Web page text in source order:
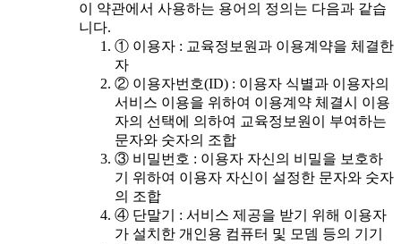
이 약관에서 사용하는 용어의 정의는 다음과 같습
니다.
① 이용자 : 교육정보원과 이용계약을 체결한
자
② 이용자번호(ID) : 이용자 식별과 이용자의
서비스 이용을 위하여 이용계약 체결시 이용
자의 선택에 의하여 교육정보원이 부여하는
문자와 숫자의 조합
③ 비밀번호 : 이용자 자신의 비밀을 보호하
기 위하여 이용자 자신이 설정한 문자와 숫자
의 조합
④ 단말기 : 서비스 제공을 받기 위해 이용자
가 설치한 개인용 컴퓨터 및 모뎀 등의 기기